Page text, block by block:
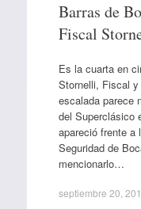
Barras de
Fiscal
Es la cuarta en
Stornelli, Fiscal
escalada parece
del Superclásico
apareció frente a
Seguridad de
mencionarlo…
septiembre 20,